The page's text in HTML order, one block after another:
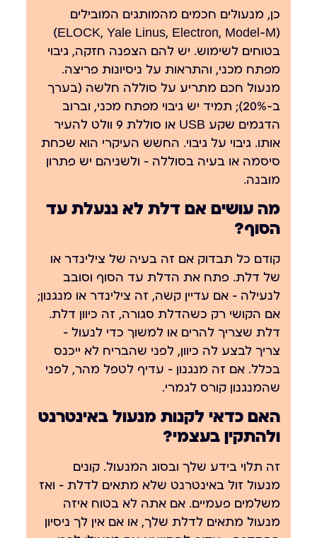
כן, מנעולים חכמים מהמותגים המובילים
(ELOCK, Yale Linus, Electron, Model-M)
בטוחים לשימוש. יש להם הצפנה חזקה, גיבוי
מפתח מכני, והתראות על ניסיונות פריצה.
מנעול חכם מתריע על סוללה חלשה (בערך
ב-20%); תמיד יש גיבוי מפתח מכני, וברוב
הדגמים שקע USB או סוללת 9 וולט להעיר
אותו. גיבוי על גיבוי. החשש העיקרי הוא שכחת
סיסמה או בעיה בסוללה — ולשניהם יש פתרון
מובנה.
מה עושים אם דלת לא ננעלת עד
הסוף?
קודם כל תבדוק אם זה בעיה של צילינדר או
של דלת. פתח את הדלת עד הסוף וסובב
לנעילה — אם עדיין קשה, זה צילינדר או מנגנון;
אם הקושי רק כשהדלת סגורה, זה כיוון דלת.
דלת שצריך להרים או למשוך כדי לנעול —
צריך לבצע לה כיוון, לפני שהבריח לא ייכנס
בכלל. אם זה מנגנון — עדיף לטפל מהר, לפני
שהמנגנון קורס לגמרי.
האם כדאי לקנות מנעול באינטרנט
ולהתקין בעצמי?
זה תלוי בידע שלך ובסוג המנעול. קונים
מנעול זול באינטרנט שלא מתאים לדלת — ואז
משלמים פעמיים. אם אתה לא בטוח איזה
מנעול מתאים לדלת שלך, או אם אין לך ניסיון